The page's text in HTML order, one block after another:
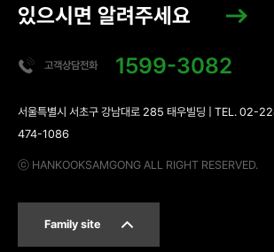
있으시면 알려주세요
고객상담전화 1599-3082
서울특별시 서초구 강남대로 285 태우빌딩 | TEL.
474-1086
ⓒ HANKOOKSAMGONG ALL RIGHT RESERVED.
Family site